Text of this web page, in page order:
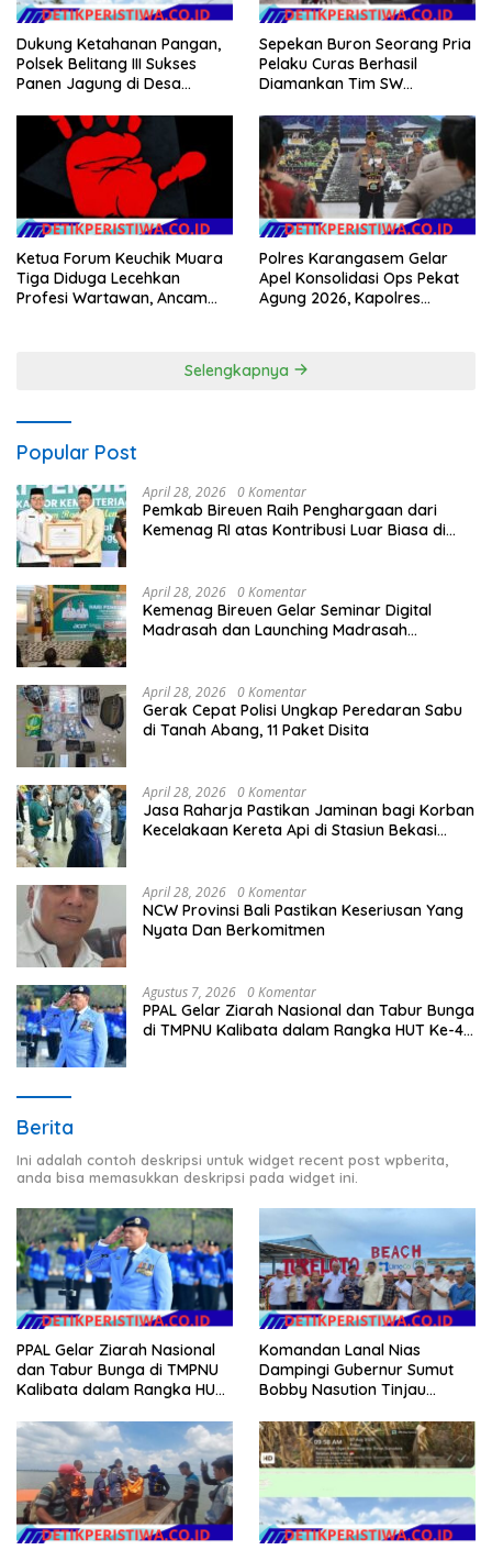
Dukung Ketahanan Pangan,
Polsek Belitang III Sukses
Panen Jagung di Desa
Sepekan Buron Seorang Pria
Pelaku Curas Berhasil
Diamankan Tim SW
Ketua Forum Keuchik Muara
Tiga Diduga Lecehkan
Profesi Wartawan, Ancam
Polres Karangasem Gelar
Apel Konsolidasi Ops Pekat
Agung 2026, Kapolres
Selengkapnya
Popular Post
April 28, 2026 0 Komentar
Pemkab Bireuen Raih Penghargaan dari
Kemenag RI atas Kontribusi Luar Biasa di
April 28, 2026 0 Komentar
Kemenag Bireuen Gelar Seminar Digital
Madrasah dan Launching Madrasah
April 28, 2026 0 Komentar
Gerak Cepat Polisi Ungkap Peredaran Sabu
di Tanah Abang, 11 Paket Disita
April 28, 2026 0 Komentar
Jasa Raharja Pastikan Jaminan bagi Korban
Kecelakaan Kereta Api di Stasiun Bekasi
April 28, 2026 0 Komentar
NCW Provinsi Bali Pastikan Keseriusan Yang
Nyata Dan Berkomitmen
Agustus 7, 2026 0 Komentar
PPAL Gelar Ziarah Nasional dan Tabur Bunga
di TMPNU Kalibata dalam Rangka HUT Ke-40
Berita
Ini adalah contoh deskripsi untuk widget recent post wpberita,
anda bisa memasukkan deskripsi pada widget ini.
PPAL Gelar Ziarah Nasional
dan Tabur Bunga di TMPNU
Kalibata dalam Rangka HUT
Komandan Lanal Nias
Dampingi Gubernur Sumut
Bobby Nasution Tinjau
Budidaya Rumput Laut di
Nias Utara